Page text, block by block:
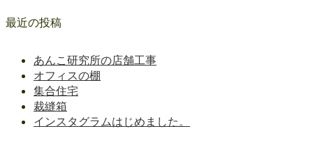
最近の投稿
あんこ研究所の店舗工事
オフィスの棚
集合住宅
裁縫箱
インスタグラムはじめました。